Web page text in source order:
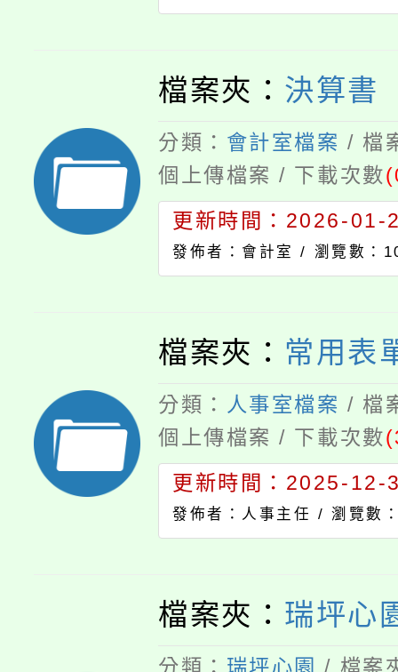
權益，促進校園
師輔導與管教學
定「桃園縣立瑞
生申訴處理規
檔案夾： 決算書
分類： 會計室檔案 / 檔
個上傳檔案 / 下載次數
更新時間：2026-01-
發佈者：會計室 / 瀏覽數：
檔案夾： 常用表
分類： 人事室檔案 / 檔
個上傳檔案 / 下載次數
更新時間：2025-12-
發佈者：人事主任 /瀏覽數
檔案夾： 瑞坪心
分類： 瑞坪心園 / 檔案